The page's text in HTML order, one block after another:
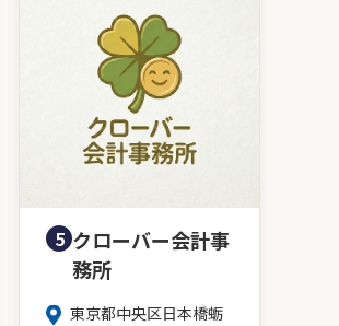
5 クローバー会計事
務所
東京都中央区日本橋蛎